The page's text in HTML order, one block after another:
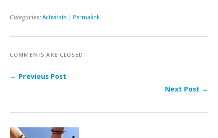
Categories: Activitats Permalink
COMMENTS ARE CLOSED.
← Previous Post
Next Post →